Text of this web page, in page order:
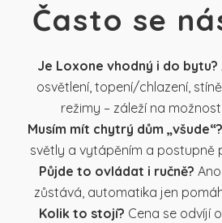
Často se
Je Loxone vhodný i do bytu?
osvětlení, topení/chlazení,
režimy – záleží na
Musím mít chytrý dům „všude“?
světly a vytápěním a postupně
Půjde to ovládat i ručně?
zůstává, automatika jen
Kolik to stojí? Cena se odvíjí